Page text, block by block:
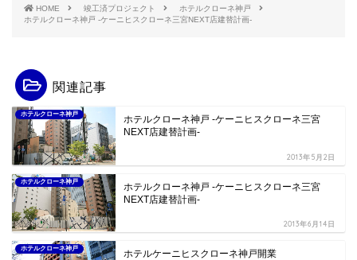
HOME 竣工済プロジェクト
ホテルクローネ神戸
ホテルクローネ神戸 -ケーニヒスクローネ三宮NEXT店建替計画-
関連記事
ホテルクローネ神戸
ホテルクローネ神戸 -ケーニヒスクローネ三宮
NEXT店建替計画-
2013年5月2日
ホテルクローネ神戸
ホテルクローネ神戸 -ケーニヒスクローネ三宮
NEXT店建替計画-
2013年6月14日
ホテルクローネ神戸 ホテルケーニヒスクローネ神戸開業